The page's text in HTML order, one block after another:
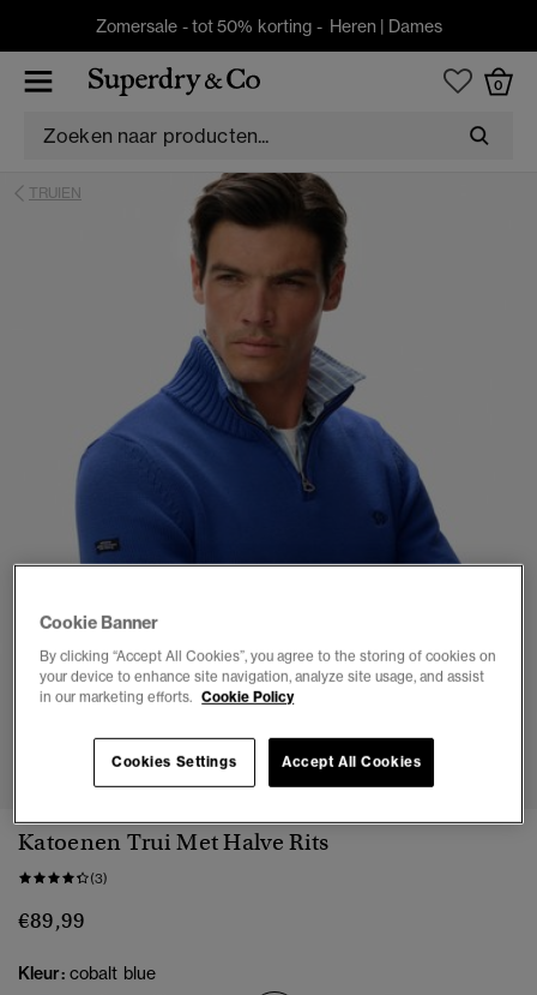
Zomersale - tot 50% korting - Heren | Dames
0
TRUIEN
1 2 3 4 5
Katoenen Trui Met Halve Rits
(3)
€89,99
Kleur: cobalt blue
Cookie Banner
By clicking “Accept All Cookies”, you agree to the storing of cookies on
your device to enhance site navigation, analyze site usage, and assist
in our marketing efforts. Cookie Policy
Cookies Settings Accept All Cookies